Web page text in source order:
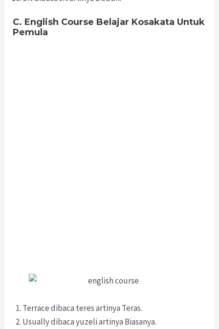
C. English Course Belajar Kosakata Untuk
Pemula
Terrace dibaca teres artinya Teras.
Usually dibaca yuzeli artinya Biasanya.